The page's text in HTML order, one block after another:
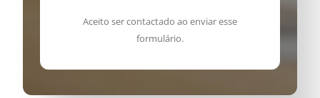
Aceito ser contactado ao enviar esse
formulário.